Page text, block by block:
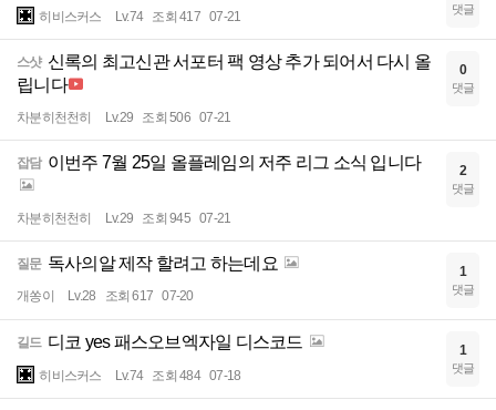
히비스커스 Lv.74 조회 417 07-21 댓글
스샷 신록의 최고신관 서포터 팩 영상 추가 되어서 다시 올
립니다
차분히천천히 Lv.29 조회 506 07-21
0
댓글
잡담 이번주 7월 25일 올플레임의 저주 리그 소식 입니다
차분히천천히 Lv.29 조회 945 07-21
2
댓글
질문 독사의알 제작 할려고 하는데요
개쏭이 Lv.28 조회 617 07-20
1
댓글
길드 디코 yes 패스오브엑자일 디스코드
히비스커스 Lv.74 조회 484 07-18
1
댓글